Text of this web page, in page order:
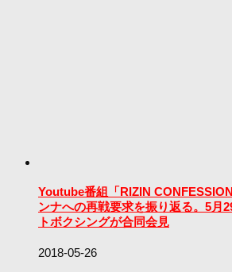
Youtube番組「RIZIN
ンナへの再戦要求を振り返る。5月
トボクシングが合同会見
2018-05-26